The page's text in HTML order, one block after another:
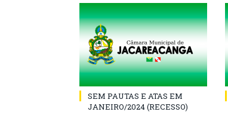
SEM PAUTAS E ATAS EM
JANEIRO/2024 (RECESSO)